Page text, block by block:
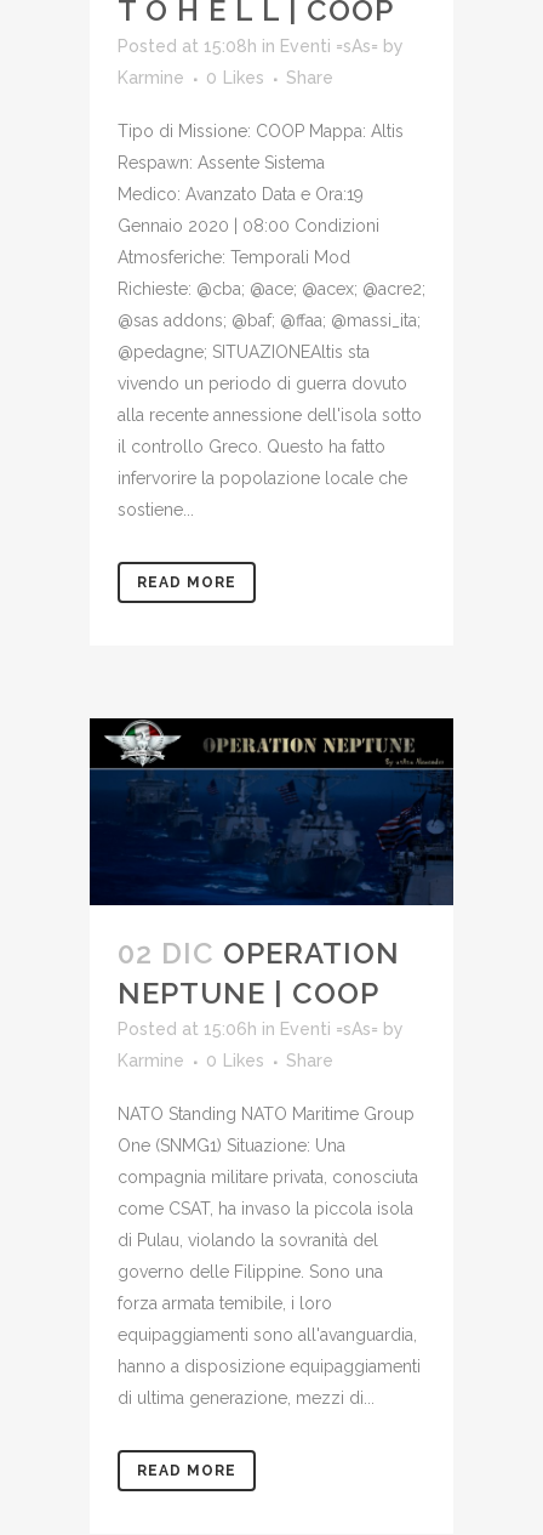
T O H E L L | COOP
Posted at 15:08h in Eventi =sAs= by
Karmine
0 Likes Share
Tipo di Missione: COOP Mappa: Altis
Respawn: Assente Sistema
Medico: Avanzato Data e Ora:19
Gennaio 2020 | 08:00 Condizioni
Atmosferiche: Temporali Mod
Richieste: @cba; @ace; @acex; @acre2;
@sas addons; @baf; @ffaa; @massi_ita;
@pedagne; SITUAZIONEAltis sta
vivendo un periodo di guerra dovuto
alla recente annessione dell'isola sotto
il controllo Greco. Questo ha fatto
infervorire la popolazione locale che
sostiene...
READ MORE
02 DIC OPERATION
NEPTUNE | COOP
Posted at 15:06h in Eventi =sAs= by
Karmine
0 Likes Share
NATO Standing NATO Maritime Group
One (SNMG1) Situazione: Una
compagnia militare privata, conosciuta
come CSAT, ha invaso la piccola isola
di Pulau, violando la sovranità del
governo delle Filippine. Sono una
forza armata temibile, i loro
equipaggiamenti sono all'avanguardia,
hanno a disposizione equipaggiamenti
di ultima generazione, mezzi di...
READ MORE